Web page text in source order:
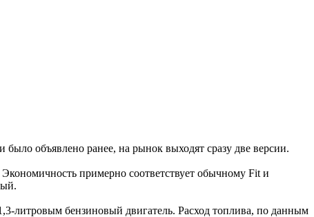
объявлено ранее, на рынок выходят сразу две версии.
примерно соответствует обычному Fit и
литровым бензиновый двигатель. Расход топлива, по данным